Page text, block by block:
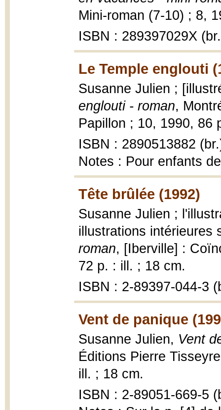
Mini-roman (7-10) ; 8,
ISBN : 289397029X
Le Temple englouti
Susanne Julien ;
englouti - roman,
Papillon ; 10, 1990, 86
ISBN : 2890513882
Notes : Pour enfants
Tête brûlée (1992)
Susanne Julien ;
illustrations intérieures
roman, [Iberville] :
72 p. : ill. ; 18 cm.
ISBN : 2-89397-044-3
Vent de panique
Susanne Julien, Vent
Éditions Pierre
ill. ; 18 cm.
ISBN : 2-89051-669-5